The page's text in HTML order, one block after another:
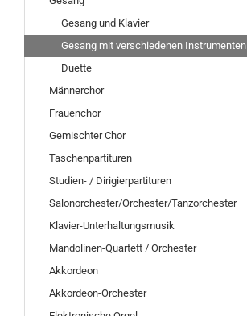
Gesang und Klavier
Gesang mit verschiedenen Instrumenten
Duette
Männerchor
Frauenchor
Gemischter Chor
Taschenpartituren
Studien- / Dirigierpartituren
Salonorchester/Orchester/Tanzorchester
Klavier-Unterhaltungsmusik
Mandolinen-Quartett / Orchester
Akkordeon
Akkordeon-Orchester